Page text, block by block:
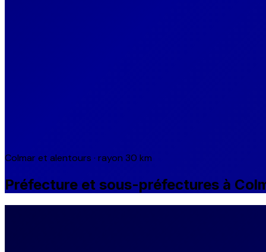
Colmar et alentours · rayon 30 km
Préfecture et sous-préfectures à